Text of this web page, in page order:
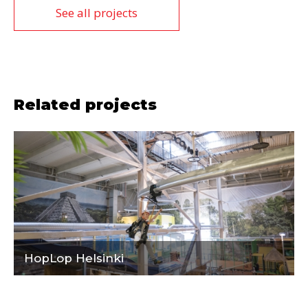
See all projects
Related projects
HopLop Helsinki